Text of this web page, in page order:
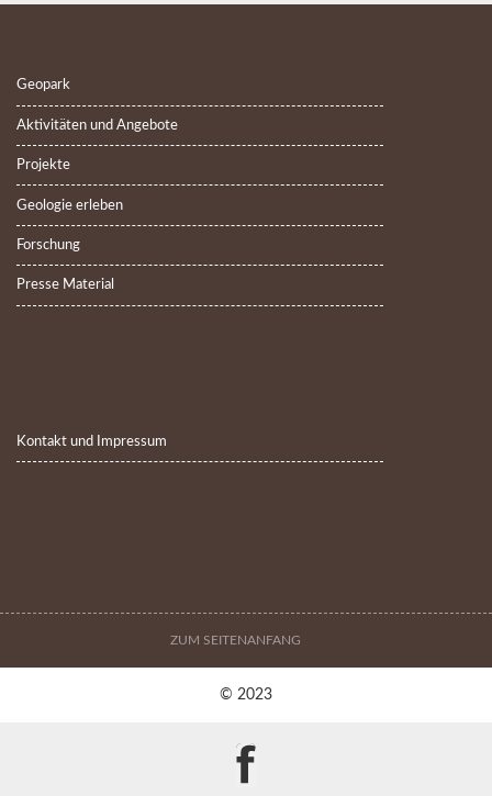
Geopark
Aktivitäten und Angebote
Projekte
Geologie erleben
Forschung
Presse Material
Kontakt und Impressum
ZUM SEITENANFANG
© 2023